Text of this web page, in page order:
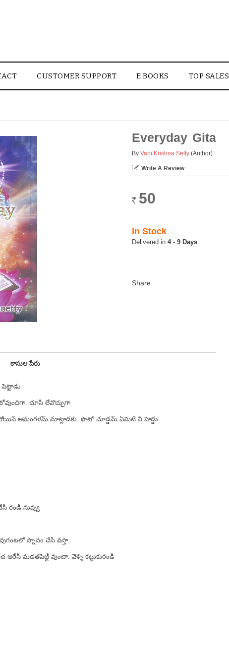
CUSTOMER SUPPORT E BOOKS TOP SALES
Everyday Gita
By Vani Krishna Setty (Author)
Write A Review
Rs. 50
In Stock
4 - 9 Days
కాసుల పేరు
చూసి లేవొచ్చుగా
అమంగళమ్ మాట్లాడకు. ఫొటో చూడ్డమ్ ఏమిటి నీ హెడ్డు
రండి నువ్వు
స్నానం చేసి వస్తా
మడతపెట్టి వుంచా. వెళ్ళి కట్టుకురండి